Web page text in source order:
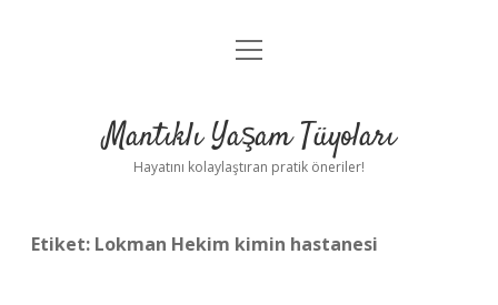
Anasayfa
Yasal Uyarı
menüyü
Mantıklı Yaşam Tüyoları
Hayatını kolaylaştıran pratik öneriler!
Etiket: Lokman Hekim kimin hastanesi